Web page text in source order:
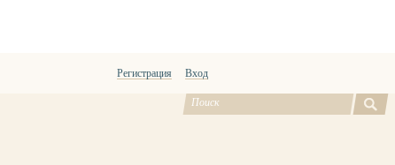
Регистрация Вход